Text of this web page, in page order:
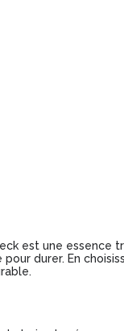
est une essence
durer. En